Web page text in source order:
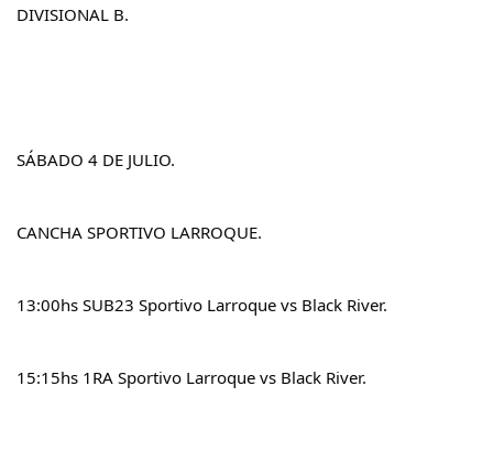
DIVISIONAL B.
SÁBADO 4 DE JULIO.
CANCHA SPORTIVO LARROQUE.
13:00hs SUB23 Sportivo Larroque vs Black River.
15:15hs 1RA Sportivo Larroque vs Black River.